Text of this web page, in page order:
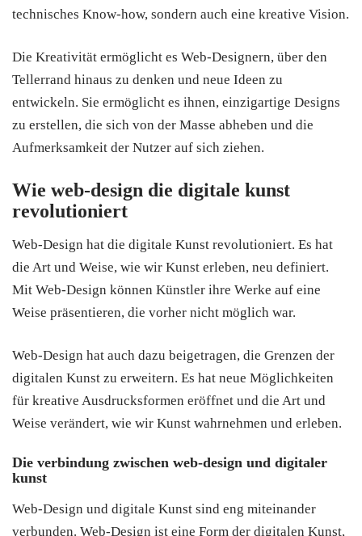
technisches Know-how, sondern auch eine kreative Vision.
Die Kreativität ermöglicht es Web-Designern, über den
Tellerrand hinaus zu denken und neue Ideen zu
entwickeln. Sie ermöglicht es ihnen, einzigartige Designs
zu erstellen, die sich von der Masse abheben und die
Aufmerksamkeit der Nutzer auf sich ziehen.
Wie web-design die digitale kunst
revolutioniert
Web-Design hat die digitale Kunst revolutioniert. Es hat
die Art und Weise, wie wir Kunst erleben, neu definiert.
Mit Web-Design können Künstler ihre Werke auf eine
Weise präsentieren, die vorher nicht möglich war.
Web-Design hat auch dazu beigetragen, die Grenzen der
digitalen Kunst zu erweitern. Es hat neue Möglichkeiten
für kreative Ausdrucksformen eröffnet und die Art und
Weise verändert, wie wir Kunst wahrnehmen und erleben.
Die verbindung zwischen web-design und digitaler
kunst
Web-Design und digitale Kunst sind eng miteinander
verbunden. Web-Design ist eine Form der digitalen Kunst,